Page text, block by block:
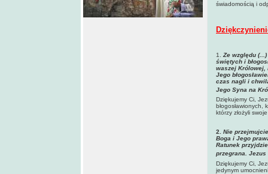
świadomością i
1. Ze względu
świętych i
waszej Królowej,
Jego
czas nagli i
Jego Syna na
Dziękujemy Ci,
którzy złożyli
2. Nie
Boga i Jego
Ratunek
przegrana. Jezus
Dziękujemy Ci,
jedynym